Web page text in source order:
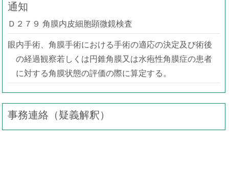
通知
Ｄ２７９ 角膜内皮細胞顕微鏡検査
眼内手術、角膜手術における手術の適応の決定及び術後
の経過観察若しくは円錐角膜又は水疱性角膜症の患者
に対する角膜状態の評価の際に算定する。
事務連絡（疑義解釈）